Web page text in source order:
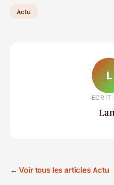
Actu
L
ECRIT
← Voir tous les articles Actu